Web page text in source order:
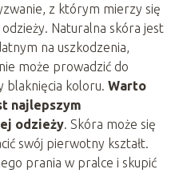
z którym mierzy się
Naturalna skóra jest
na uszkodzenia,
może prowadzić do
blaknięcia koloru. Warto
najlepszym
odzieży. Skóra może się
swój pierwotny kształt.
prania w pralce i skupić